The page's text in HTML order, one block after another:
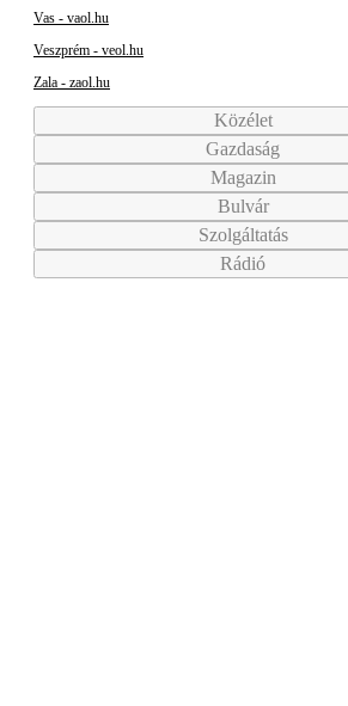
Vas - vaol.hu
Veszprém - veol.hu
Zala - zaol.hu
Közélet
Gazdaság
Magazin
Bulvár
Szolgáltatás
Rádió